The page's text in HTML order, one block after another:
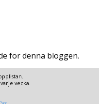
för denna bloggen.
vecka.